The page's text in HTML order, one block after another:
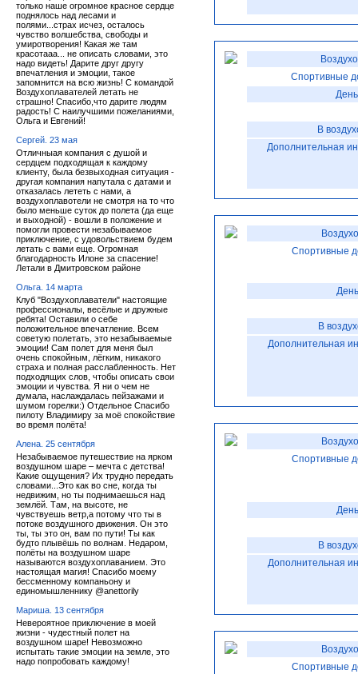
только наше огромное красное сердце
поднялось над лесами и
полями...страх исчез, осталось
чувство волшебства, свободы и
умиротворения! Какая же там
красотааа... не описать словами, это
надо видеть! Дарите друг другу
впечатления и эмоции, такое
запомнится на всю жизнь! С командой
Воздухоплавателей летать не
страшно! Спасибо,что дарите людям
радость! С наилучшими пожеланиями,
Ольга и Евгений!
Сергей. 23 мая
Отличныая компания с душой и
сердцем подходящая к каждому
клиенту, была безвыходная ситуация -
другая компания напутала с датами и
отказалась лететь с нами, а
воздухоплавотели не смотря на то что
было меньше суток до полета (да еще
и выходной) - вошли в положение и
помогли провести незабываемое
приключение, с удовольствием будем
летать с вами еще. Огромная
благодарность Илоне за спасение!
Летали в Дмитровском районе
Ольга. 14 марта
Клуб "Воздухоплаватели" настоящие
профессионалы, весёлые и дружные
ребята! Оставили о себе
положительное впечатление. Всем
советую полетать, это незабываемые
эмоции! Сам полет для меня был
очень спокойным, лёгким, никакого
страха и полная расслабленность. Нет
подходящих слов, чтобы описать свои
эмоции и чувства. Я ни о чем не
думала, наслаждалась пейзажами и
шумом горелки:) Отдельное Спасибо
пилоту Владимиру за моё спокойствие
во время полёта!
Алена. 25 сентября
Незабываемое путешествие на ярком
воздушном шаре – мечта с детства!
Какие ощущения? Их трудно передать
словами...Это как во сне, когда ты
недвижим, но ты поднимаешься над
землёй. Там, на высоте, не
чувствуешь ветр,а потому что ты в
потоке воздушного движения. Он это
ты, ты это он, вам по пути! Ты как
будто плывёшь по волнам. Недаром,
полёты на воздушном шаре
называются воздухоплаванием. Это
настоящая магия! Спасибо моему
бессменному компаньону и
единомышленнику @anettorily
Мариша. 13 сентября
Невероятное приключение в моей
жизни - чудестный полет на
воздушном шаре! Невозможно
испытать такие эмоции на земле, это
надо попробовать каждому!
Спортивные
В
Дополнительная
Спортивные
В
Дополнительная
Спортивные
В
Дополнительная
Спортивные